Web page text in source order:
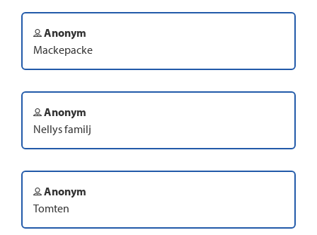
Anonym
Mackepacke
Anonym
Nellys familj
Anonym
Tomten